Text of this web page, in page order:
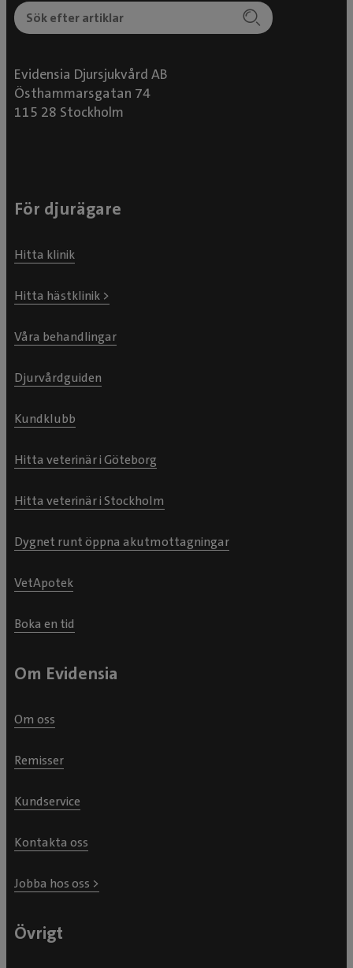
Evidensia Djursjukvård AB
Östhammarsgatan 74
115 28 Stockholm
För djurägare
Hitta klinik
Hitta hästklinik >
Våra behandlingar
Djurvårdguiden
Kundklubb
Hitta veterinär i Göteborg
Hitta veterinär i Stockholm
Dygnet runt öppna akutmottagningar
VetApotek
Boka en tid
Om Evidensia
Om oss
Remisser
Kundservice
Kontakta oss
Jobba hos oss >
Övrigt